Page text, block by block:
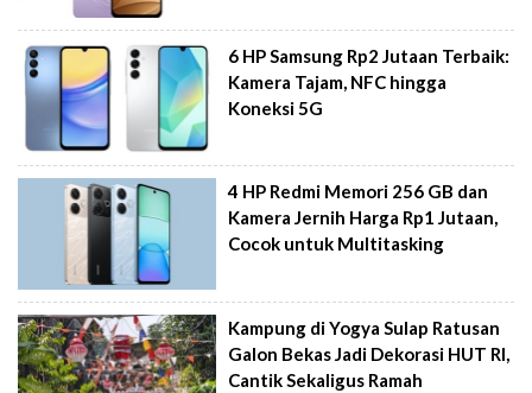
6 HP Samsung Rp2 Jutaan Terbaik:
Kamera Tajam, NFC hingga
Koneksi 5G
4 HP Redmi Memori 256 GB dan
Kamera Jernih Harga Rp1 Jutaan,
Cocok untuk Multitasking
Kampung di Yogya Sulap Ratusan
Galon Bekas Jadi Dekorasi HUT RI,
Cantik Sekaligus Ramah